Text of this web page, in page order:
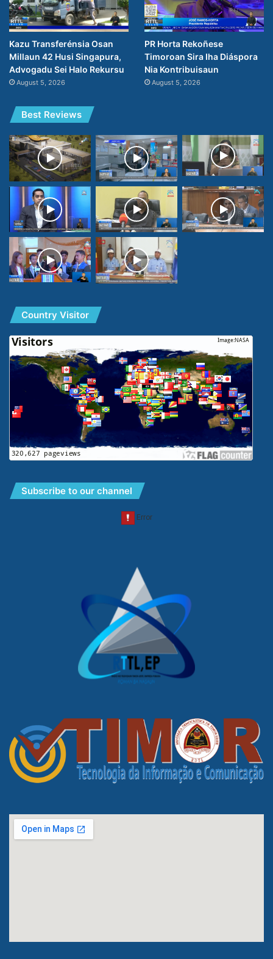
Kazu Transferénsia Osan
Millaun 42 Husi Singapura,
Advogadu Sei Halo Rekursu
August 5, 2026
PR Horta Rekoñese
Timoroan Sira Iha Diáspora
Nia Kontribuisaun
August 5, 2026
Best Reviews
Country Visitor
Subscribe to our channel